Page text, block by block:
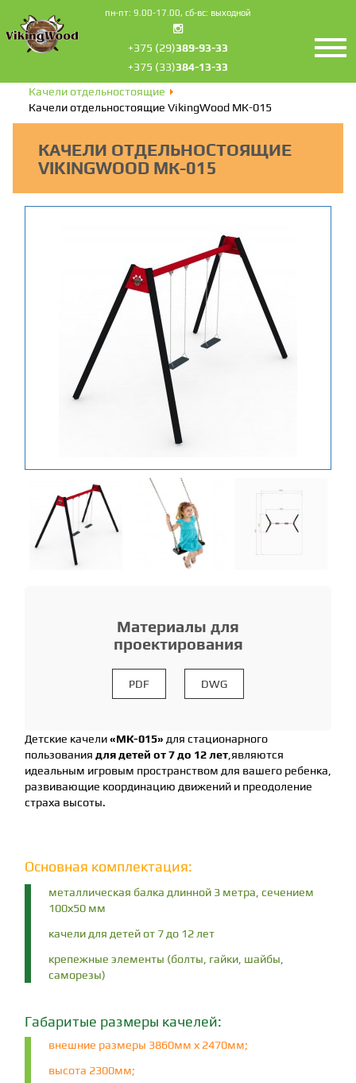
пн-пт: 9.00-17.00, сб-вс: выходной
+375 (29)389-93-33
+375 (33)384-13-33
Для детских площадок
Качели отдельностоящие
Качели отдельностоящие VikingWood MК-015
КАЧЕЛИ ОТДЕЛЬНОСТОЯЩИЕ
VIKINGWOOD MК-015
Материалы для
проектирования
PDF DWG
Детские качели«MК-015» для стационарного
пользования для детей от 7 до 12 лет ,являются
идеальным игровым пространством для вашего ребенка,
развивающие координацию движений и преодоление
страха высоты.
Основная комплектация:
металлическая балка длинной 3 метра, сечением
100х50 мм
качели для детей от 7 до 12 лет
крепежные элементы (болты, гайки, шайбы,
саморезы)
Габаритые размеры качелей:
внешние размеры 3860мм х 2470мм;
высота 2300мм;